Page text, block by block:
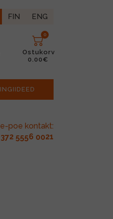
FIN ENG
0
Ostukorv
0.00€
e-poe kontakt:
2 5556 0021